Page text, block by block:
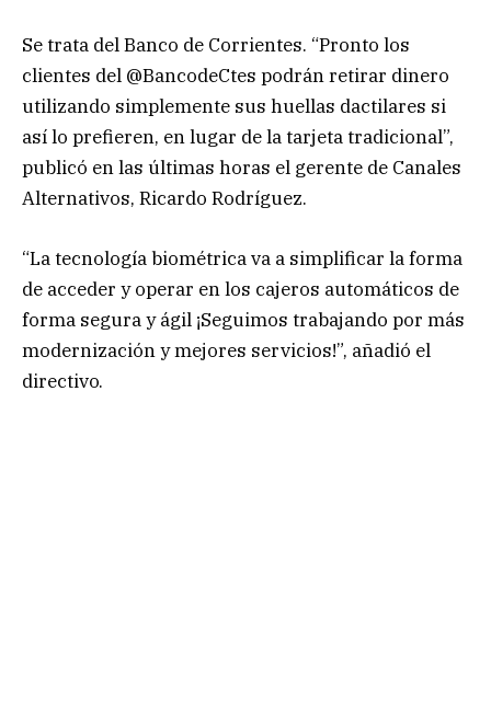
Se trata del Banco de Corrientes. “Pronto los
clientes del @BancodeCtes podrán retirar dinero
utilizando simplemente sus huellas dactilares si
así lo prefieren, en lugar de la tarjeta tradicional”,
publicó en las últimas horas el gerente de Canales
Alternativos, Ricardo Rodríguez.
“La tecnología biométrica va a simplificar la forma
de acceder y operar en los cajeros automáticos de
forma segura y ágil ¡Seguimos trabajando por más
modernización y mejores servicios!”, añadió el
directivo.